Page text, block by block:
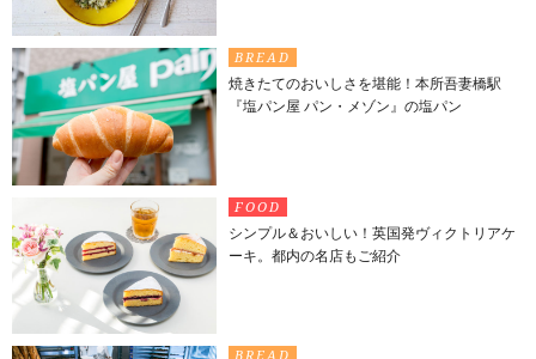
BREAD
焼きたてのおいしさを堪能！本所吾妻橋駅
『塩パン屋 パン・メゾン』の塩パン
FOOD
シンプル＆おいしい！英国発ヴィクトリアケ
ーキ。都内の名店もご紹介
BREAD